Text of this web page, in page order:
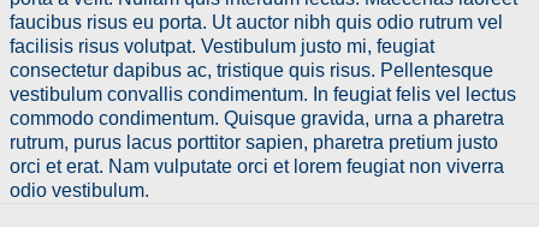
faucibus risus eu porta. Ut auctor nibh quis odio rutrum vel
facilisis risus volutpat. Vestibulum justo mi, feugiat
consectetur dapibus ac, tristique quis risus. Pellentesque
vestibulum convallis condimentum. In feugiat felis vel lectus
commodo condimentum. Quisque gravida, urna a pharetra
rutrum, purus lacus porttitor sapien, pharetra pretium justo
orci et erat. Nam vulputate orci et lorem feugiat non viverra
odio vestibulum.